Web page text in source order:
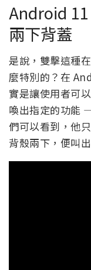
Android 11
兩下背蓋
是說，雙擊這種
麼特別的？在
實是讓使用者可
喚出指定的功能
們可以看到，他
背殼兩下，便叫